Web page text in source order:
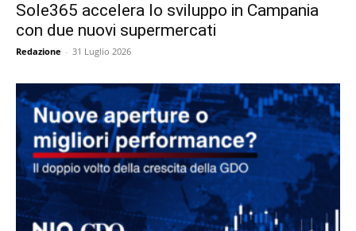
Sole365 accelera lo sviluppo in Campania
con due nuovi supermercati
Redazione - 31 Luglio 2026